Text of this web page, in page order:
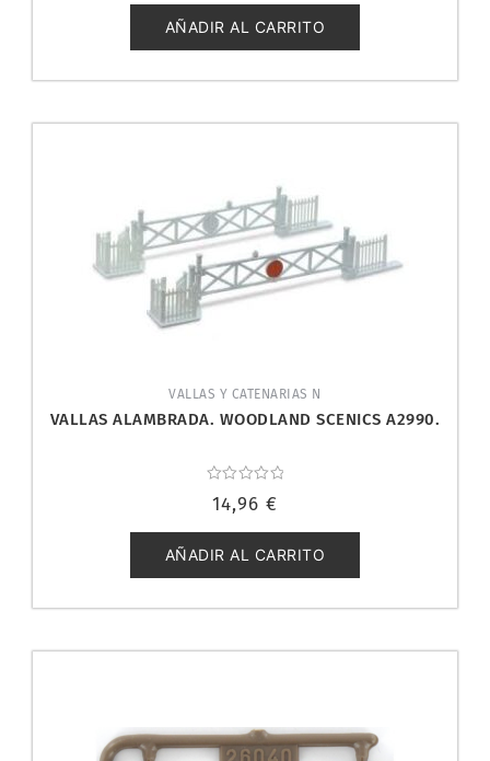
de
5
AÑADIR AL CARRITO
VALLAS Y CATENARIAS N
VALLAS ALAMBRADA. WOODLAND SCENICS A2990.
con
de
5
14,96 €
AÑADIR AL CARRITO